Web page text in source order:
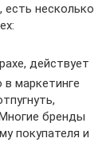
есть несколько
действует
в маркетинге
бренды
покупателя и